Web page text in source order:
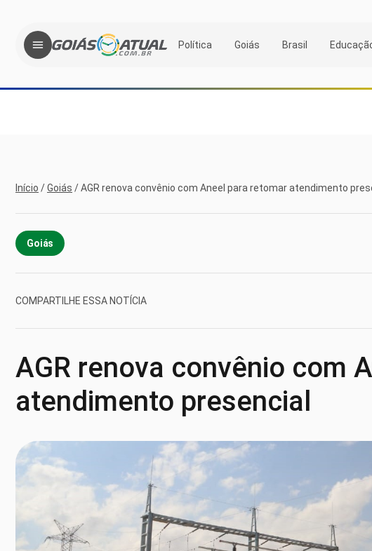
Política Goiás Brasil
Início /Goiás /AGR renova convênio com Aneel para retomar atendimento
Goiás
COMPARTILHE ESSA NOTÍCIA
AGR renova convênio com
atendimento presencial